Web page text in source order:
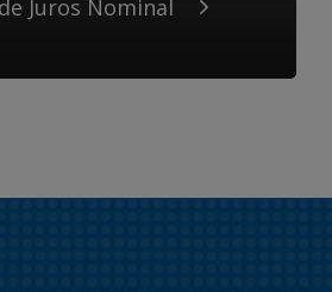
Juros Nominal